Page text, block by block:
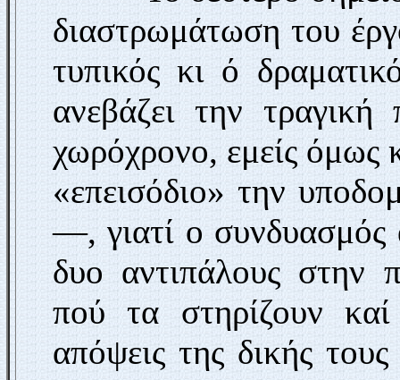
διαστρωμάτωση του
τυπικός κι ό
ανεβάζει την
χωρό­χρονο, εμείς όμως
«επεισόδιο» την
—, γιατί ο συνδυασμός
δυο αντιπάλους στην
πού τα στηρίζουν καί
απόψεις της δικής